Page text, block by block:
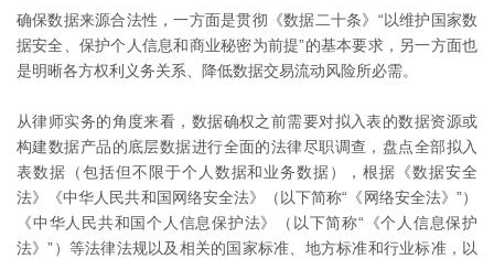
确保数据来源合法性，一方面是贯彻《数据二十条》“以维护国家数
据安全、保护个人信息和商业秘密为前提”的基本要求，另一方面也
是明晰各方权利义务关系、降低数据交易流动风险所必需。
从律师实务的角度来看，数据确权之前需要对拟入表的数据资源或
构建数据产品的底层数据进行全面的法律尽职调查，盘点全部拟入
表数据（包括但不限于个人数据和业务数据），根据《数据安全
法》《中华人民共和国网络安全法》（以下简称“《网络安全法》”）
《中华人民共和国个人信息保护法》（以下简称“《个人信息保护
法》”）等法律法规以及相关的国家标准、地方标准和行业标准，以